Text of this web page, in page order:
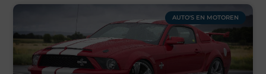
AUTO'S EN MOTOREN